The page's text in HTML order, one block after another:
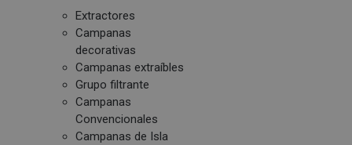
Extractores
Campanas
decorativas
Campanas extraíbles
Grupo filtrante
Campanas
Convencionales
Campanas de Isla